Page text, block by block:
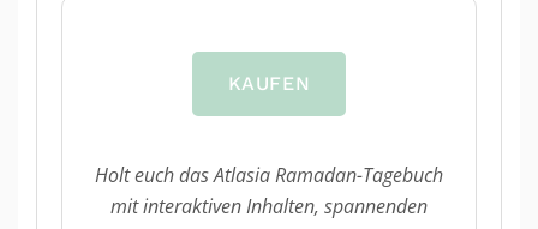
KAUFEN
Holt euch das Atlasia Ramadan-Tagebuch
mit interaktiven Inhalten, spannenden